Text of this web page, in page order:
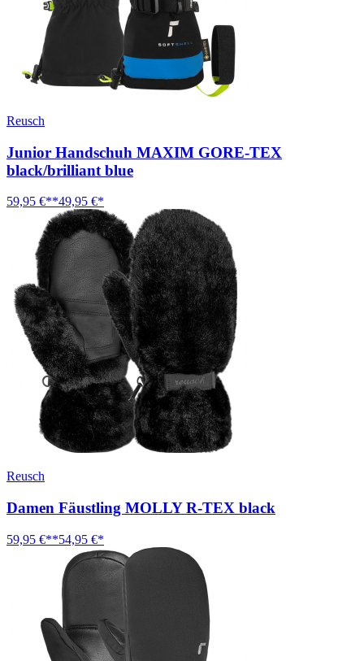
Reusch
Junior Handschuh MAXIM GORE-TEX
black/brilliant blue
59,95 €**49,95 €*
Reusch
Damen Fäustling MOLLY R-TEX black
59,95 €**54,95 €*